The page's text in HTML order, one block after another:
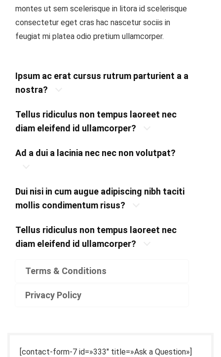
montes ut sem scelerisque in litora id scelerisque
consectetur eget cras hac nascetur sociis in
feugiat mi platea odio pretium ullamcorper.
Ipsum ac erat cursus rutrum parturient a a
nostra?
Tellus ridiculus non tempus laoreet nec
diam eleifend id ullamcorper?
Ad a dui a lacinia nec nec non volutpat?
Dui nisi in cum augue adipiscing nibh taciti
mollis condimentum risus?
Tellus ridiculus non tempus laoreet nec
diam eleifend id ullamcorper?
Terms & Conditions
Privacy Policy
[contact-form-7 id=»333″ title=»Ask a Question»]